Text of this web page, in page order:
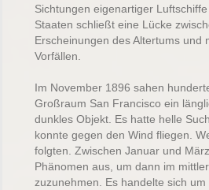
Sichtungen eigenartiger
Staaten schließt eine Lücke
Erscheinungen des Altertums und
Vorfällen.
Im November 1896 sahen
Großraum San Francisco ein
dunkles Objekt. Es hatte helle
konnte gegen den Wind fliegen.
folgten. Zwischen Januar und
Phänomen aus, um dann im
zuzunehmen. Es handelte sich um